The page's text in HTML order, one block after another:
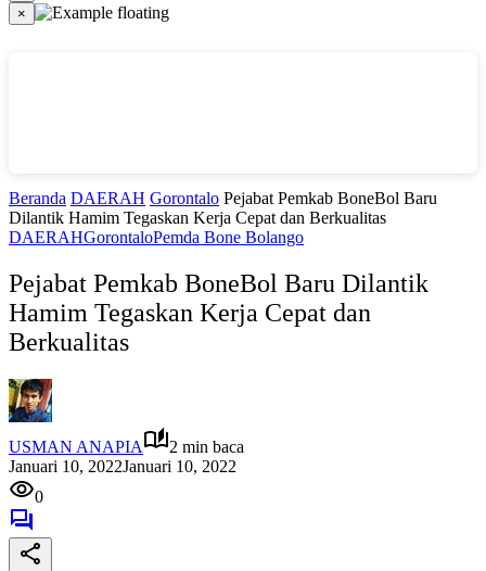
×
Beranda DAERAH Gorontalo Pejabat Pemkab BoneBol Baru
Dilantik Hamim Tegaskan Kerja Cepat dan Berkualitas
DAERAHGorontaloPemda Bone Bolango
Pejabat Pemkab BoneBol Baru Dilantik
Hamim Tegaskan Kerja Cepat dan
Berkualitas
USMAN ANAPIA
2 min baca
Januari 10, 2022Januari 10, 2022
0